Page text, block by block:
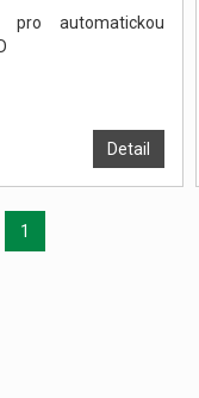
pro automatickou
Detail
1